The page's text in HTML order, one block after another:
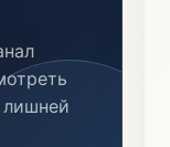
лишней